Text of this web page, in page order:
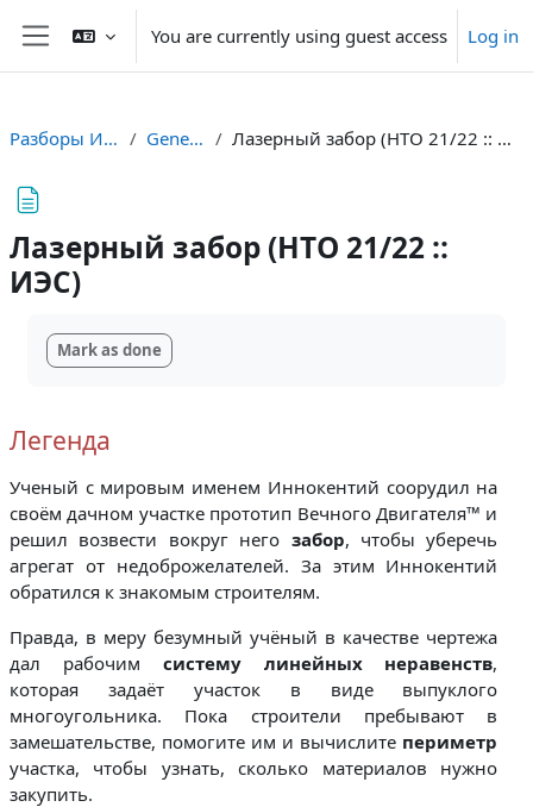
Skip to main content
Side panel
You are currently using guest access Log in
Разборы ИЭС General Лазерный забор (НТО 21/22 :: ИЭС)
Лазерный забор (НТО 21/22 ::
ИЭС)
Mark as done
Легенда
Ученый с мировым именем Иннокентий соорудил на
своём дачном участке прототип Вечного Двигателя™️ и
решил возвести вокруг него забор, чтобы уберечь
агрегат от недоброжелателей. За этим Иннокентий
обратился к знакомым строителям.
Правда, в меру безумный учёный в качестве чертежа
дал рабочим систему линейных неравенств,
которая задаёт участок в виде выпуклого
многоугольника. Пока строители пребывают в
замешательстве, помогите им и вычислите периметр
участка, чтобы узнать, сколько материалов нужно
закупить.